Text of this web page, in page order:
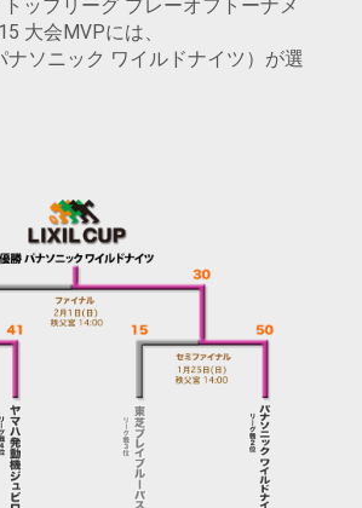
ップリーグ プレーオフトーナメ
大会MVPには、
ナソニック ワイルドナイツ）が選